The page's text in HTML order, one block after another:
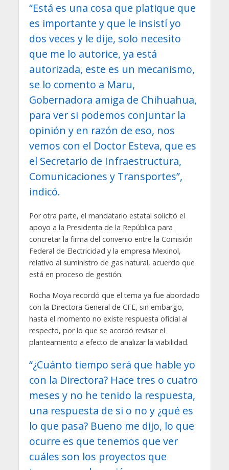
“Está es una cosa que platique que
es importante y que le insistí yo
dos veces y le dije, solo necesito
que me lo autorice, ya está
autorizada, este es un mecanismo,
se lo comento a Maru,
Gobernadora amiga de Chihuahua,
para ver si podemos conjuntar la
opinión y en razón de eso, nos
vemos con el Doctor Esteva, que es
el Secretario de Infraestructura,
Comunicaciones y Transportes”,
indicó.
Por otra parte, el mandatario estatal solicitó el
apoyo a la Presidenta de la República para
concretar la firma del convenio entre la Comisión
Federal de Electricidad y la empresa Mexinol,
relativo al suministro de gas natural, acuerdo que
está en proceso de gestión.
Rocha Moya recordó que el tema ya fue abordado
con la Directora General de CFE, sin embargo,
hasta el momento no existe respuesta oficial al
respecto, por lo que se acordó revisar el
planteamiento a efecto de analizar la viabilidad.
“¿Cuánto tiempo será que hable yo
con la Directora? Hace tres o cuatro
meses y no he tenido la respuesta,
una respuesta de si o no y ¿qué es
lo que pasa? Bueno me dijo, lo que
ocurre es que tenemos que ver
cuáles son los proyectos que